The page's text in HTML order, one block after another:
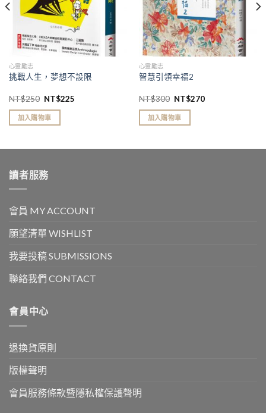
心靈勵志
挑戰人生，夢想不設限
NT$250 NT$225
加入購物車
心靈勵志
智慧引領幸福2
NT$300 NT$270
加入購物車
讀者服務
會員 MY ACCOUNT
願望清單 WISHLIST
我要投稿 SUBMISSIONS
聯絡我們 CONTACT
會員中心
退換貨原則
版權聲明
會員服務條款暨隱私權保護聲明